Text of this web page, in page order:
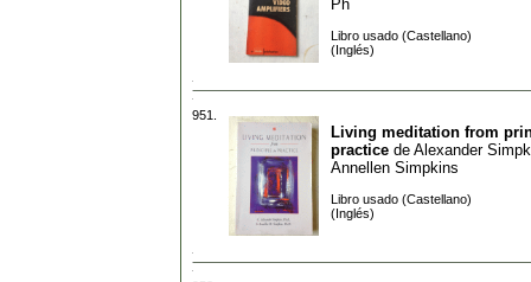
Ph
Libro usado (Castellano)
(Inglés)
951.
Living meditation from
practice de Alexander
Annellen Simpkins
Libro usado (Castellano)
(Inglés)